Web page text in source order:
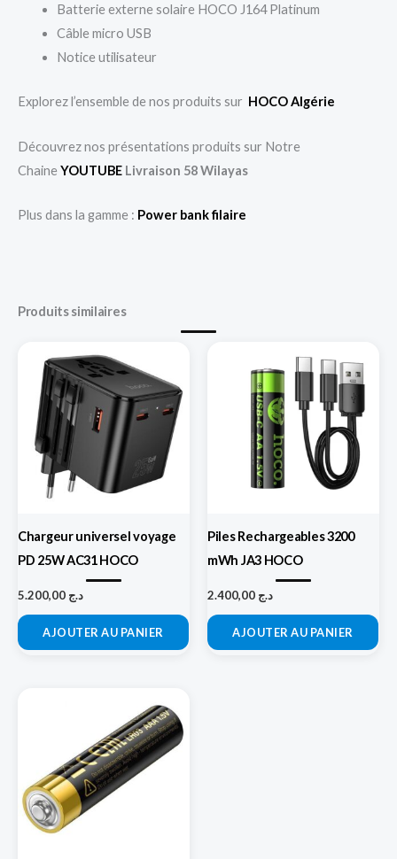
Batterie externe solaire HOCO J164 Platinum
Câble micro USB
Notice utilisateur
Explorez l’ensemble de nos produits sur HOCO Algérie
Découvrez nos présentations produits sur Notre
ChaineYOUTUBE Livraison 58 Wilayas
Plus dans la gamme : Power bank filaire
Produits similaires
Chargeur universel voyage
PD 25W AC31 HOCO
د.ج
AJOUTER AU PANIER
Piles Rechargeables 3200
mWh JA3 HOCO
د.ج
AJOUTER AU PANIER